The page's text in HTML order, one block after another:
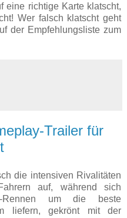
eine richtige Karte klatscht,
Wer falsch klatscht geht
der Empfehlungsliste zum
Trailer für
die intensiven Rivalitäten
auf, während sich
Rennen um die beste
liefern, gekrönt mit der